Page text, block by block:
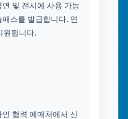
연 및 전시에 사용 가능
스를 발급합니다. 연
원됩니다.
협력 예매처에서 신